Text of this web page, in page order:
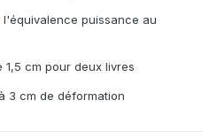
puissance au
cm pour deux livres
3 cm de déformation